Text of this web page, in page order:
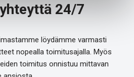
24/7
löydämme varmasti
nopealla toimitusajalla. Myös
toimitus onnistuu mittavan